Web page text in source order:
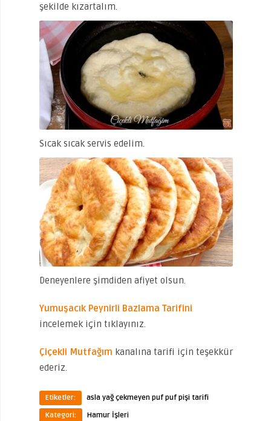
şekilde kızartalım.
Sıcak sıcak servis edelim.
Deneyenlere şimdiden afiyet olsun.
Yumuşacık Peynirli Bazlama Tarifini
incelemek için tıklayınız.
Çiçekli Mutfağım kanalına tarifi için teşekkür
ederiz.
Etiketler:
asla yağ çekmeyen puf puf pişi tarifi
Kategori:
Hamur İşleri